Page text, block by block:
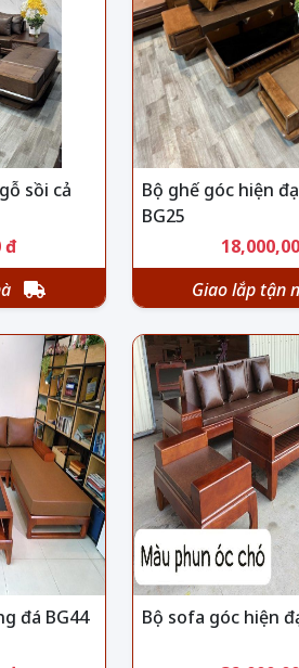
sồi cả
đ
Bộ ghế góc hiện
BG25
Giao lắp tận
đá BG44 Bộ sofa góc hiện